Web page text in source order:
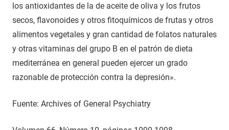
los antioxidantes de la de aceite de oliva y los frutos
secos, flavonoides y otros fitoquímicos de frutas y otros
alimentos vegetales y gran cantidad de folatos naturales
y otras vitaminas del grupo B en el patrón de dieta
mediterránea en general pueden ejercer un grado
razonable de protección contra la depresión».
Fuente: Archives of General Psychiatry